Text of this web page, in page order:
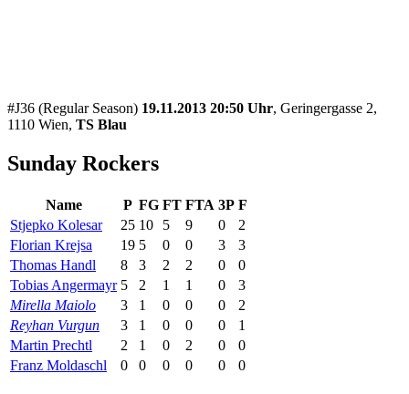
#J36 (Regular Season) 19.11.2013 20:50 Uhr, Geringergasse 2,
1110 Wien, TS Blau
Sunday Rockers
Name P FG FT FTA 3P F
Stjepko Kolesar
25 10 5 9 0
2
Florian Krejsa
19 5 0 0 3
3
Thomas Handl
8 3 2 2 0
0
Tobias Angermayr 5 2 1 1 0
3
Mirella Maiolo
3 1 0 0 0
2
Reyhan Vurgun
3 1 0 0 0
1
Martin Prechtl
2 1 0 2 0
0
Franz Moldaschl
0 0 0 0 0 0